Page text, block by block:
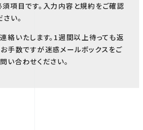
項目です。入力内容と規約をご確認
い。
絡いたします。1週間以上待っても返
手数ですが迷惑メールボックスをご
い合わせください。